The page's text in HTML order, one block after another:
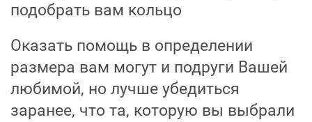
подобрать вам кольцо
Оказать помощь в определении
размера вам могут и подруги Вашей
любимой, но лучше убедиться
заранее, что та, которую вы выбрали